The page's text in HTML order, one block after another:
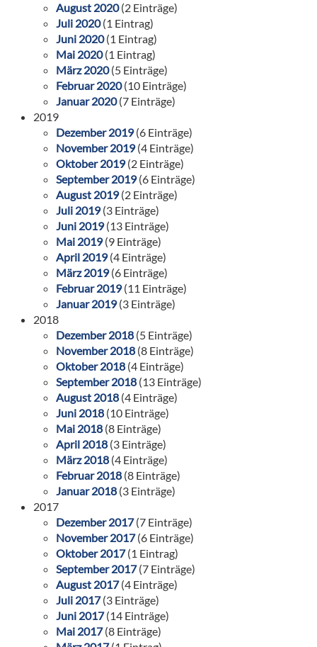
August 2020(2 Einträge)
Juli 2020(1 Eintrag)
Juni 2020(1 Eintrag)
Mai 2020(1 Eintrag)
März 2020(5 Einträge)
Februar 2020(10 Einträge)
Januar 2020(7 Einträge)
2019
Dezember 2019(6 Einträge)
November 2019(4 Einträge)
Oktober 2019(2 Einträge)
September 2019(6 Einträge)
August 2019(2 Einträge)
Juli 2019(3 Einträge)
Juni 2019(13 Einträge)
Mai 2019(9 Einträge)
April 2019(4 Einträge)
März 2019(6 Einträge)
Februar 2019(11 Einträge)
Januar 2019(3 Einträge)
2018
Dezember 2018(5 Einträge)
November 2018(8 Einträge)
Oktober 2018(4 Einträge)
September 2018(13 Einträge)
August 2018(4 Einträge)
Juni 2018(10 Einträge)
Mai 2018(8 Einträge)
April 2018(3 Einträge)
März 2018(4 Einträge)
Februar 2018(8 Einträge)
Januar 2018(3 Einträge)
2017
Dezember 2017(7 Einträge)
November 2017(6 Einträge)
Oktober 2017(1 Eintrag)
September 2017(7 Einträge)
August 2017(4 Einträge)
Juli 2017(3 Einträge)
Juni 2017(14 Einträge)
Mai 2017(8 Einträge)